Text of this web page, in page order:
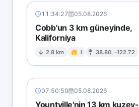
11:34:27 05.08.2026
Cobb'un 3 km güneyinde,
Kaliforniya
2.8 km I 38.80, -122.72
07:50:50 05.08.2026
Yountville'nin 13 km kuzey-